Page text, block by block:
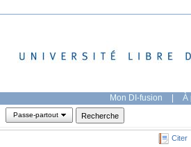
Mon DI-fusion | À
Passe-partout
Citer